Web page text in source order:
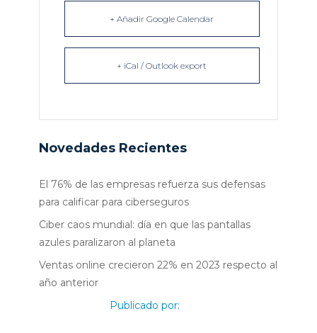
+ Añadir Google Calendar
+ iCal / Outlook export
Novedades Recientes
El 76% de las empresas refuerza sus defensas
para calificar para ciberseguros
Ciber caos mundial: día en que las pantallas
azules paralizaron al planeta
Ventas online crecieron 22% en 2023 respecto al
año anterior
Publicado por: